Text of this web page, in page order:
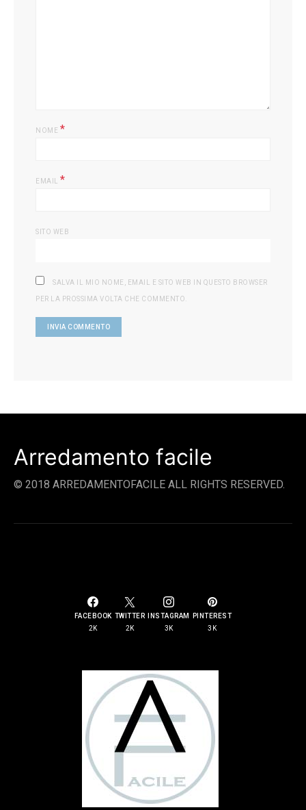
NOME *
EMAIL *
SITO WEB
SALVA IL MIO NOME, EMAIL E SITO WEB IN QUESTO BROWSER
PER LA PROSSIMA VOLTA CHE COMMENTO.
Arredamento facile
© 2018 ARREDAMENTOFACILE ALL RIGHTS RESERVED.
FACEBOOK
2K
TWITTER
2K
INSTAGRAM
3K
PINTEREST
3K